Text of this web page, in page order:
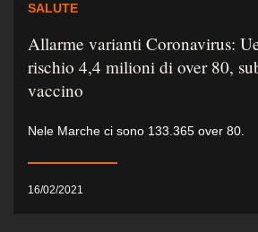
SALUTE
Allarme varianti Coronavirus:
rischio 4,4 milioni di over 80,
vaccino
Nele Marche ci sono 133.365 over 80.
16/02/2021